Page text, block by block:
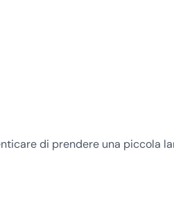
di prendere una piccola